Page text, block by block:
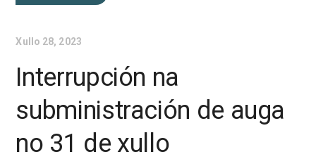
Xullo 28, 2023
Interrupción na
subministración de auga
no 31 de xullo